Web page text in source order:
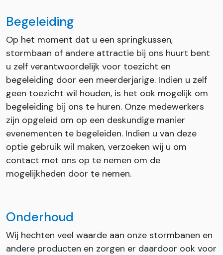
Begeleiding
Op het moment dat u een springkussen,
stormbaan of andere attractie bij ons huurt bent
u zelf verantwoordelijk voor toezicht en
begeleiding door een meerderjarige. Indien u zelf
geen toezicht wil houden, is het ook mogelijk om
begeleiding bij ons te huren. Onze medewerkers
zijn opgeleid om op een deskundige manier
evenementen te begeleiden. Indien u van deze
optie gebruik wil maken, verzoeken wij u om
contact met ons op te nemen om de
mogelijkheden door te nemen.
Onderhoud
Wij hechten veel waarde aan onze stormbanen en
andere producten en zorgen er daardoor ook voor